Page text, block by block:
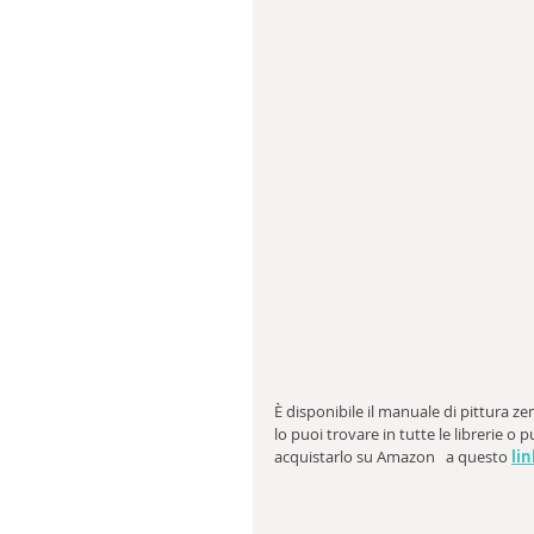
È disponibile il manuale di pittura
lo puoi trovare in tutte le librerie o
acquistarlo su Amazon   a questo